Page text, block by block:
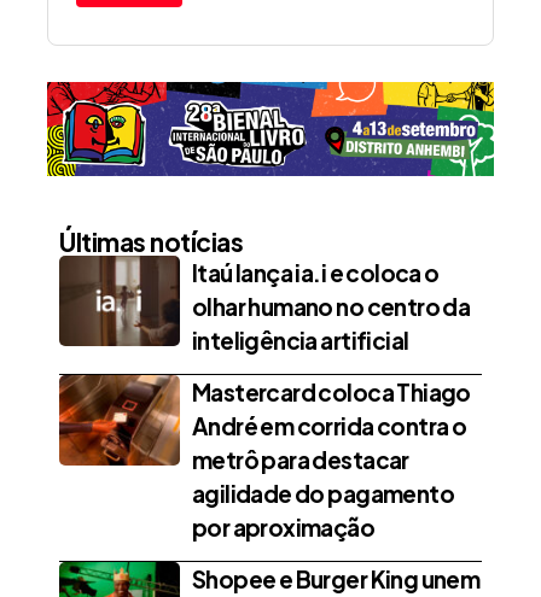
Últimas notícias
Itaú lança ia.i e coloca o
olhar humano no centro da
inteligência artificial
Mastercard coloca Thiago
André em corrida contra o
metrô para destacar
agilidade do pagamento
por aproximação
Shopee e Burger King unem